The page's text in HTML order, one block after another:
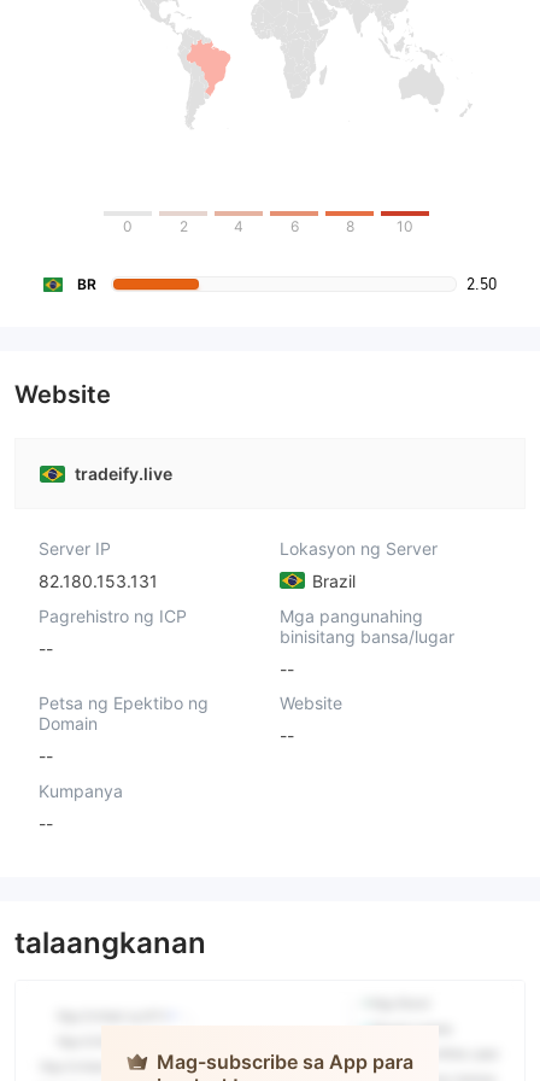
0 2 4 6 8 10
BR 2.50
Website
tradeify.live
Server IP
82.180.153.131
Lokasyon ng Server
Brazil
Pagrehistro ng ICP
--
Mga pangunahing
binisitang bansa/lugar
--
Petsa ng Epektibo ng
Domain
--
Website
--
Kumpanya
--
talaangkanan
Mag-subscribe sa App para